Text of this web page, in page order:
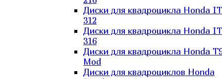
Диски для квадроцикла Honda
312
Диски для квадроцикла Honda
316
Диски для квадроцикла Honda
Mod
Диски для квадроциклов Honda